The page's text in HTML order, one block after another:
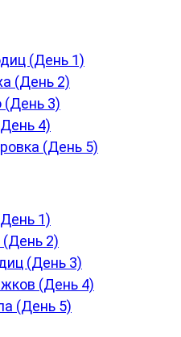
(День 1)
(День 2)
(День 3)
4)
(День 5)
1)
2)
(День 3)
(День 4)
(День 5)